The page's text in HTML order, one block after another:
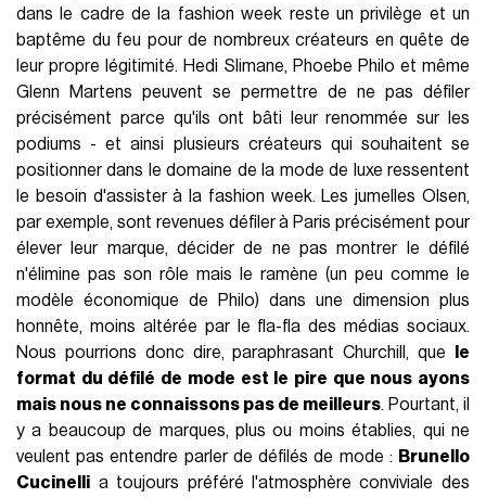
dans le cadre de la fashion week reste un privilège et un
baptême du feu pour de nombreux créateurs en quête de
leur propre légitimité. Hedi Slimane, Phoebe Philo et même
Glenn Martens peuvent se permettre de ne pas défiler
précisément parce qu'ils ont bâti leur renommée sur les
podiums - et ainsi plusieurs créateurs qui souhaitent se
positionner dans le domaine de la mode de luxe ressentent
le besoin d'assister à la fashion week. Les jumelles Olsen,
par exemple, sont revenues défiler à Paris précisément pour
élever leur marque, décider de ne pas montrer le défilé
n'élimine pas son rôle mais le ramène (un peu comme le
modèle économique de Philo) dans une dimension plus
honnête, moins altérée par le fla-fla des médias sociaux.
Nous pourrions donc dire, paraphrasant Churchill, que
le
format du défilé de mode est le pire que nous ayons
mais nous ne connaissons pas de meilleurs. Pourtant, il
y a beaucoup de marques, plus ou moins établies, qui ne
veulent pas entendre parler de défilés de mode : Brunello
Cucinelli a toujours préféré l'atmosphère conviviale des